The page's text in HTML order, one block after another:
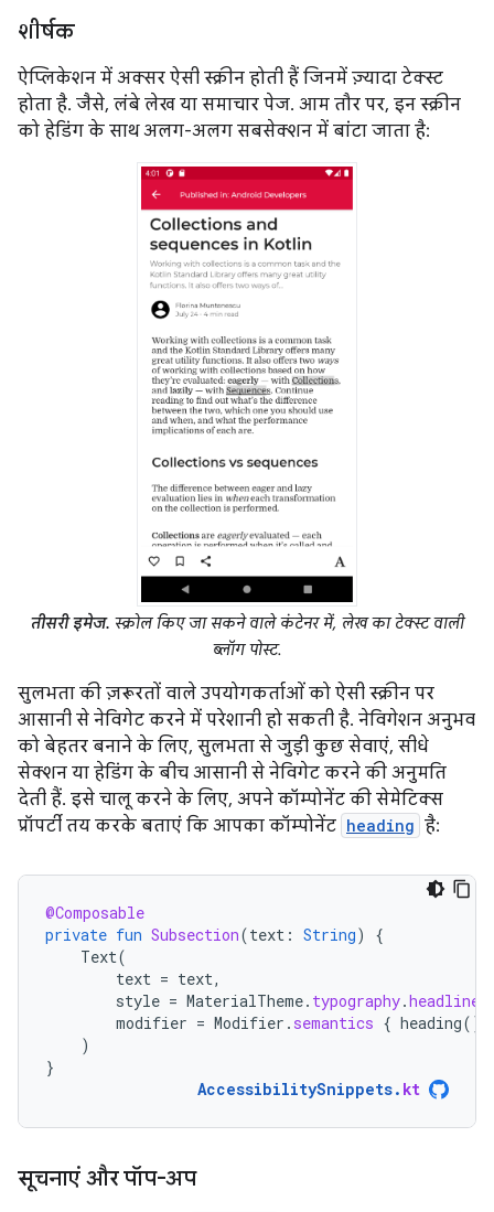
शीर्षक
ऐप्लिकेशन में अक्सर ऐसी स्क्रीन होती हैं जिनमें ज़्यादा टेक्स्ट
होता है. जैसे, लंबे लेख या समाचार पेज. आम तौर पर, इन स्क्रीन
को हेडिंग के साथ अलग-अलग सबसेक्शन में बांटा जाता है:
तीसरी इमेज. स्क्रोल किए जा सकने वाले कंटेनर में, लेख का टेक्स्ट वाली
ब्लॉग पोस्ट.
सुलभता की ज़रूरतों वाले उपयोगकर्ताओं को ऐसी स्क्रीन पर
आसानी से नेविगेट करने में परेशानी हो सकती है. नेविगेशन अनुभव
को बेहतर बनाने के लिए, सुलभता से जुड़ी कुछ सेवाएं, सीधे
सेक्शन या हेडिंग के बीच आसानी से नेविगेट करने की अनुमति
देती हैं. इसे चालू करने के लिए, अपने कॉम्पोनेंट की सेमेटिक्स
प्रॉपर्टी तय करके बताएं कि आपका कॉम्पोनेंट heading है:
@Composable
private fun Subsection(text : String)
{
Text(
text = text,
style = MaterialTheme. typography.
modifier = Modifier . semantics { heading()
)
}
AccessibilitySnippets. kt
सूचनाएं और पॉप-अप